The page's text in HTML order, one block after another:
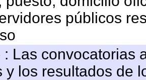
públicos
: Las convocatorias
y los resultados de